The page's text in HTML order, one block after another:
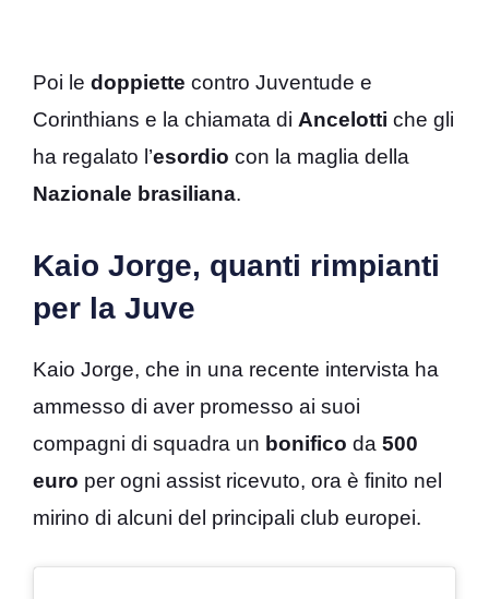
Poi le doppiette contro Juventude e
Corinthians e la chiamata di Ancelotti che gli
ha regalato l’esordio con la maglia della
Nazionale brasiliana.
Kaio Jorge, quanti rimpianti
per la Juve
Kaio Jorge, che in una recente intervista ha
ammesso di aver promesso ai suoi
compagni di squadra un bonifico da 500
euro per ogni assist ricevuto, ora è finito nel
mirino di alcuni del principali club europei.